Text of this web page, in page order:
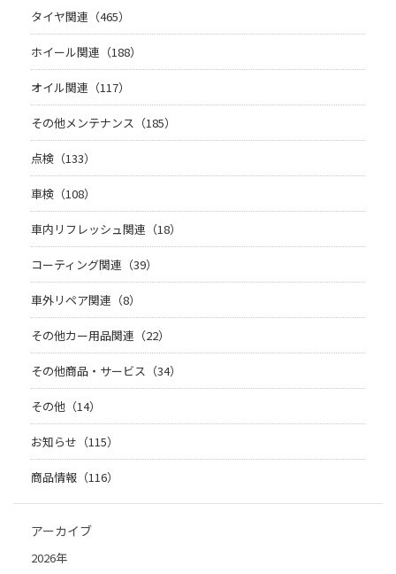
タイヤ関連（465）
ホイール関連（188）
オイル関連（117）
その他メンテナンス（185）
点検（133）
車検（108）
車内リフレッシュ関連（18）
コーティング関連（39）
車外リペア関連（8）
その他カー用品関連（22）
その他商品・サービス（34）
その他（14）
お知らせ（115）
商品情報（116）
アーカイブ
2026年